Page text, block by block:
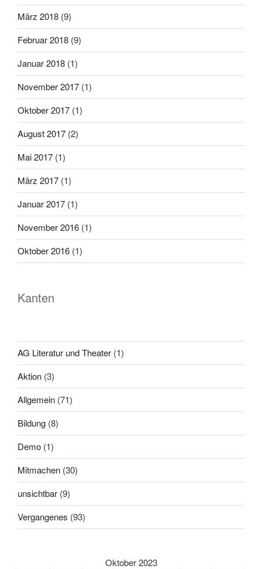
März 2018 (9)
Februar 2018 (9)
Januar 2018 (1)
November 2017 (1)
Oktober 2017 (1)
August 2017 (2)
Mai 2017 (1)
März 2017 (1)
Januar 2017 (1)
November 2016 (1)
Oktober 2016 (1)
Kanten
AG Literatur und Theater (1)
Aktion (3)
Allgemein (71)
Bildung (8)
Demo (1)
Mitmachen (30)
unsichtbar (9)
Vergangenes (93)
Oktober 2023